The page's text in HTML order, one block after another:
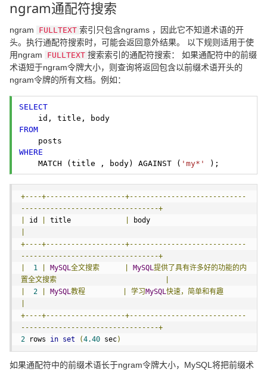
ngram通配符搜索
ngram FULLTEXT 索引只包含ngrams ，因此它不知道术语的开
头。执行通配符搜索时，可能会返回意外结果。 以下规则适用于使
用ngram
FULLTEXT 搜索索引的通配符搜索： 如果通配符中的前缀
术语短于ngram令牌大小，则查询将返回包含以前缀术语开头的
ngram令牌的所有文档。例如：
SELECT
FROM
WHERE
    MATCH (title , body) AGAINST (
'my*' );
+----+-------------------+----------------------------
---------------------------------+
id title
+----+-------------------+----------------------------
---------------------------------+
1 MySQL全文搜索 MySQL提供了具有许多好的功能的内
置全文搜索
2 MySQL教程 学习MySQL快速，简单和有趣
+----+-------------------+----------------------------
---------------------------------+
2 rows in set (4.40 sec)
如果通配符中的前缀术语长于ngram令牌大小，MySQL将把前缀术